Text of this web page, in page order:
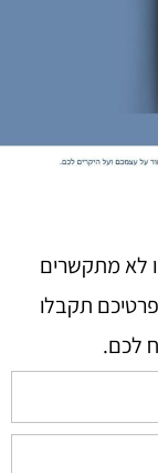
לא מתקשרים
תקבלו
לכם.​